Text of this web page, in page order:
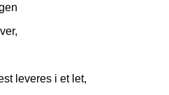
leveres i et let,